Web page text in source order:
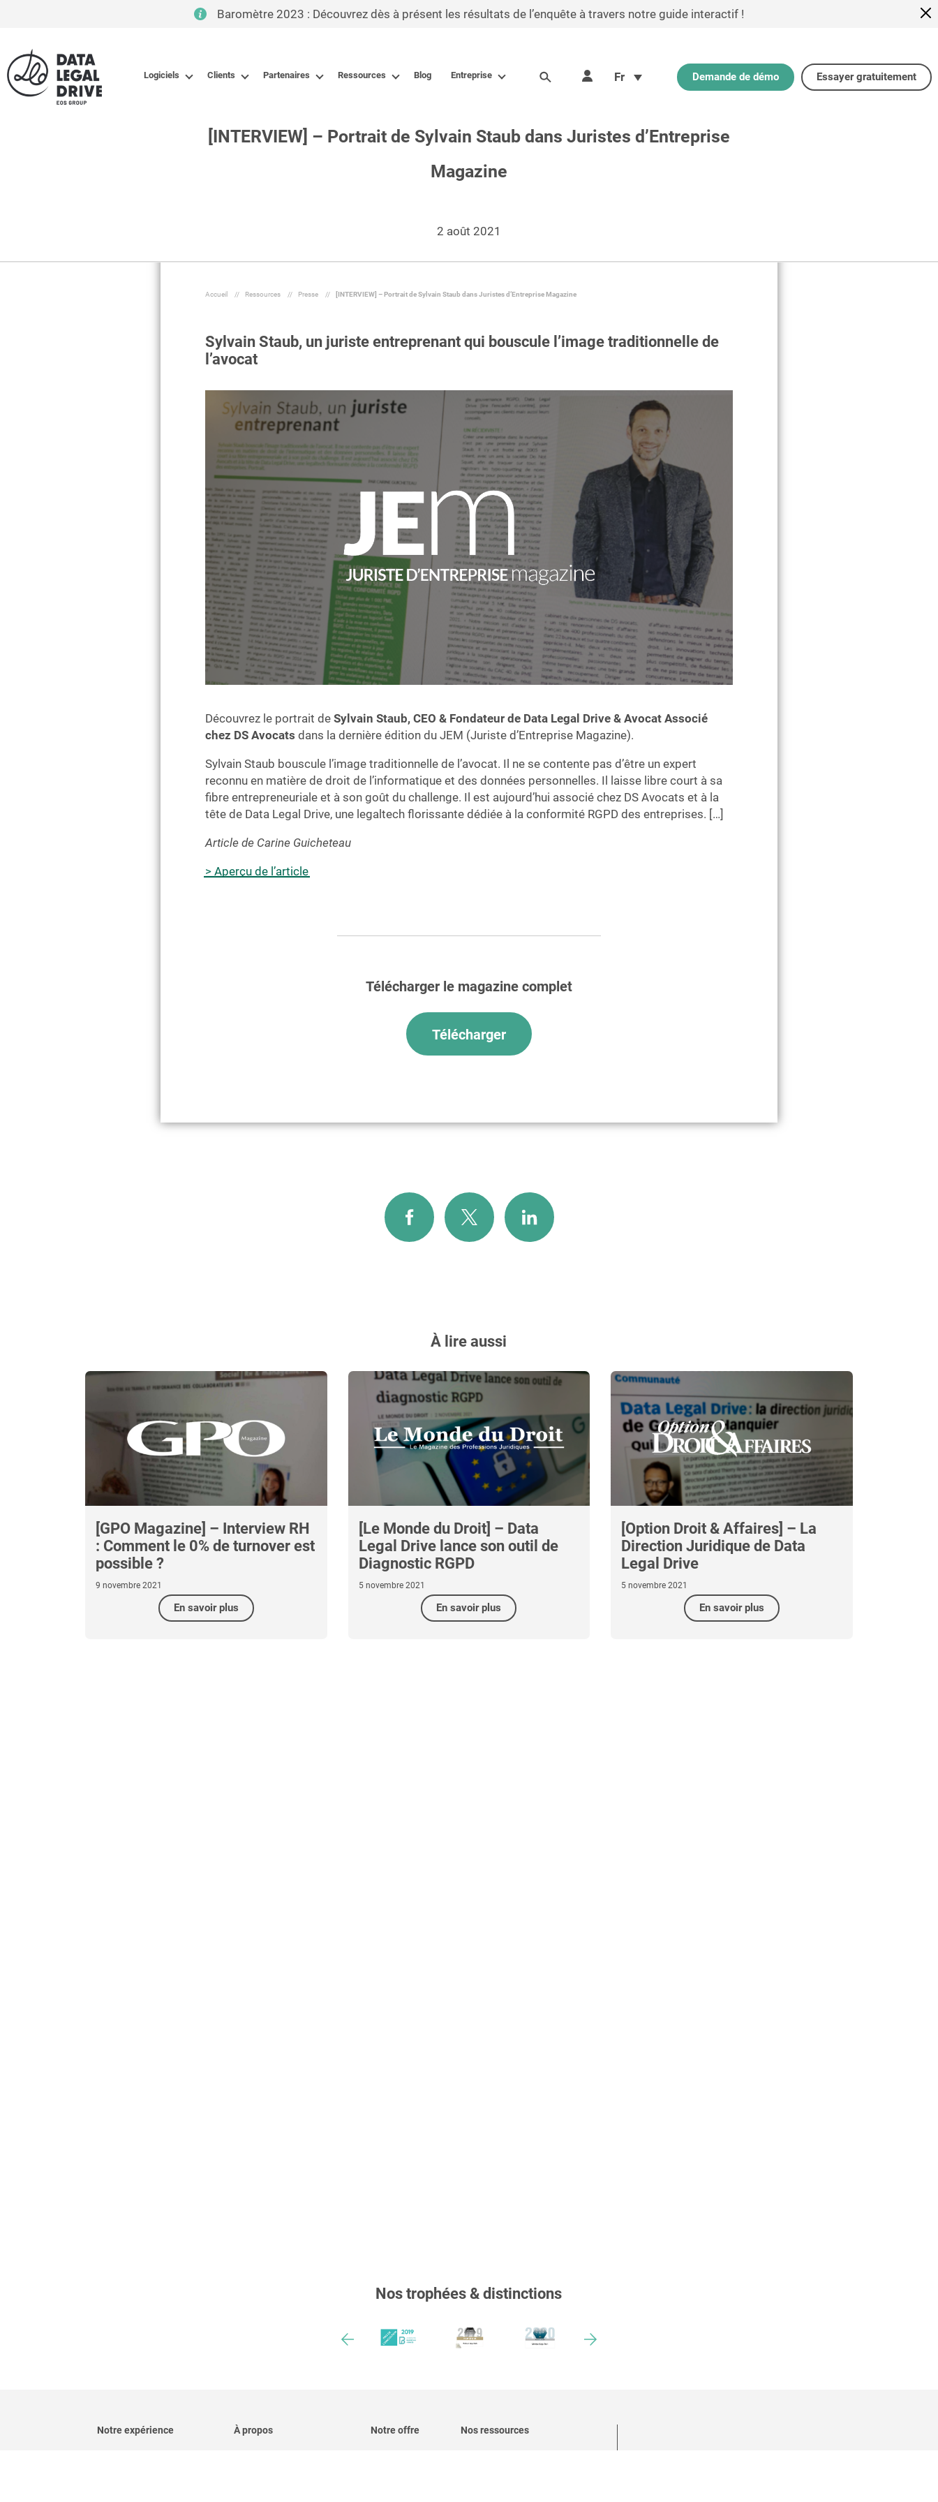
Baromètre 2023 : Découvrez dès à présent les résultats de l’enquête à travers notre guide interactif !
Logiciels Clients Partenaires Ressources Blog Entreprise Fr Demande de démo Essayer gratuitement
[INTERVIEW] – Portrait de Sylvain Staub dans Juristes d’Entreprise
Magazine
2 août 2021
Accueil // Ressources // Presse // [INTERVIEW] – Portrait de Sylvain Staub dans Juristes d’Entreprise Magazine
Sylvain Staub, un juriste entreprenant qui bouscule l’image traditionnelle de
l’avocat
Découvrez le portrait de Sylvain Staub, CEO & Fondateur de Data Legal Drive & Avocat Associé
chez DS Avocats dans la dernière édition du JEM (Juriste d’Entreprise Magazine).
Sylvain Staub bouscule l’image traditionnelle de l’avocat. Il ne se contente pas d’être un expert
reconnu en matière de droit de l’informatique et des données personnelles. Il laisse libre court à sa
fibre entrepreneuriale et à son goût du challenge. Il est aujourd’hui associé chez DS Avocats et à la
tête de Data Legal Drive, une legaltech florissante dédiée à la conformité RGPD des entreprises. […]
Article de Carine Guicheteau
> Aperçu de l’article
Télécharger le magazine complet
Télécharger
À lire aussi
[GPO Magazine] – Interview RH
: Comment le 0% de turnover est
possible ?
9 novembre 2021
En savoir plus
[Le Monde du Droit] – Data
Legal Drive lance son outil de
Diagnostic RGPD
5 novembre 2021
En savoir plus
[Option Droit & Affaires] – La
Direction Juridique de Data
Legal Drive
5 novembre 2021
En savoir plus
Nos trophées & distinctions
Notre expérience À propos Notre offre Nos ressources